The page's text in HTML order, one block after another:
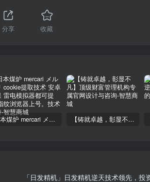
分享 收藏
日本煤炉 mercari メルカリ cookie提取技术 安卓 苹果 雷电模拟器都可提取,指纹浏览器上号。技术支持 【铸就卓越，彰显不凡】顶级财富管理机构专属官网设计与咨询
「日发精机」日发精机逆天技术领先，投